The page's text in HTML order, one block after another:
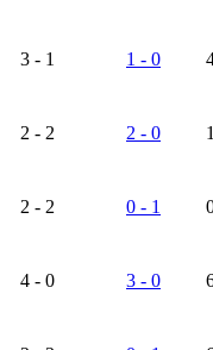
3 - 1 1 - 0
2 - 2 2 - 0
2 - 2 0 - 1
4 - 0 3 - 0